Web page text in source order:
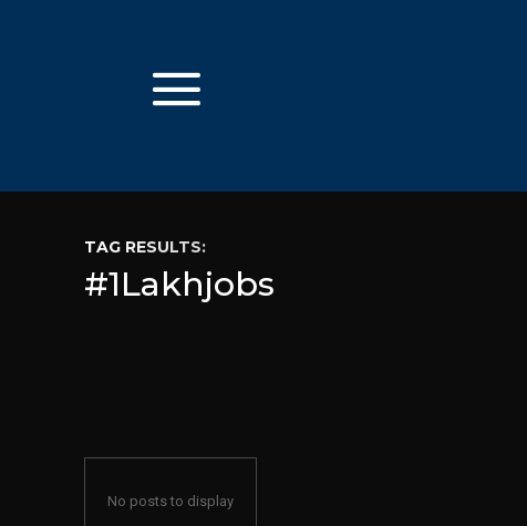
TAG RESULTS:
#1Lakhjobs
No posts to display